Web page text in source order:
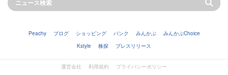
Peachy ブログ ショッピング バンク みんかぶ
みんかぶChoice
Kstyle
株探 プレスリリース
運営会社 利用規約 プライバシーポリシー